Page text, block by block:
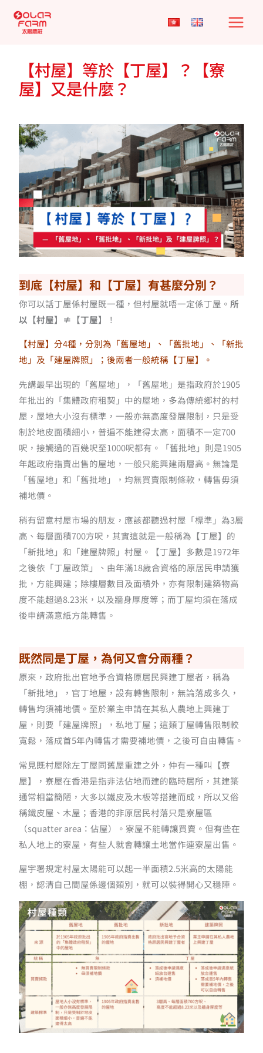
【村屋】等於【丁屋】？【寮
屋】又是什麼？
到底【村屋】和【丁屋】有甚麼分別？
你可以話丁屋係村屋既一種，但村屋就唔一定係丁屋。 所
以【村屋】≠【丁屋】
！
【村屋】分4種，分別為「舊屋地」、「舊批地」、「新批
地」及「建屋牌照」；後兩者一般統稱【丁屋】。
先講最早出現的「舊屋地」，「舊屋地」是指政府於1905
年批出的「集體政府租契」中的屋地，多為傳統鄉村的村
屋，屋地大小沒有標準，一般亦無高度發展限制，只是受
制於地皮面積細小，普遍不能建得太高，面積不一定700
呎，接觸過的百幾呎至1000呎都有。「舊批地」則是1905
年起政府指賣出售的屋地，一般只能興建兩層高。無論是
「舊屋地」和「舊批地」，均無買賣限制條款，轉售毋須
補地價。
稍有留意村屋市場的朋友，應該都聽過村屋「標準」為3層
高、每層面積700方呎，其實這就是一般稱為【丁屋】的
「新批地」和「建屋牌照」村屋。【丁屋】多數是1972年
之後依「丁屋政策」、由年滿18歲合資格的原居民申請獲
批，方能興建；除樓層數目及面積外，亦有限制建築物高
度不能超過8.23米，以及牆身厚度等；而丁屋均須在落成
後申請滿意紙方能轉售。
既然同是丁屋，為何又會分兩種？
原來，政府批出官地予合資格原居民興建丁屋者，稱為
「新批地」，官丁地屋，設有轉售限制，無論落成多久，
轉售均須補地價。至於業主申請在其私人農地上興建丁
屋，則要「建屋牌照」，私地丁屋；這類丁屋轉售限制較
寬鬆，落成首5年內轉售才需要補地價，之後可自由轉售。
常見既村屋除左丁屋同舊屋重建之外，仲有一種叫【寮
屋】，寮屋在香港是指非法佔地而建的臨時居所，其建築
通常相當簡陋，大多以鐵皮及木板等搭建而成，所以又俗
稱鐵皮屋、木屋；香港的非原居民村落只是寮屋區
（squatter area：佔屋）。寮屋不能轉讓買賣。但有些在
私人地上的寮屋，有些人就會轉讓土地當作連寮屋出售。
屋宇署規定村屋太陽能可以起一半面積2.5米高的太陽能
棚，認清自己間屋係邊個類別，就可以裝得開心又穩陣。